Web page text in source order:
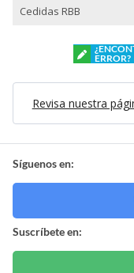
Cedidas RBB
ERROR?
Revisa nuestra
Síguenos en:
Suscríbete en: